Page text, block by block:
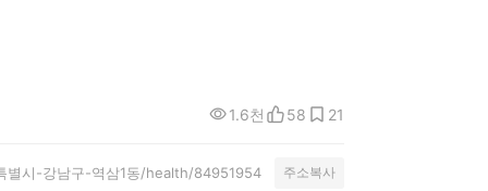
1.6천 58 21
시-강남구-역삼1동/health/84951954 주소복사